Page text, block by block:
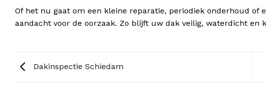
Of het nu gaat om een kleine reparatie, periodiek onderhoud of
aandacht voor de oorzaak. Zo blijft uw dak veilig, waterdicht en
Dakinspectie Schiedam